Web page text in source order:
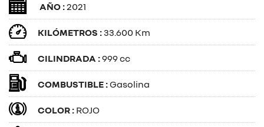
AÑO :2021
KILÓMETROS :33.600 Km
CILINDRADA :999 cc
COMBUSTIBLE :Gasolina
COLOR : ROJO